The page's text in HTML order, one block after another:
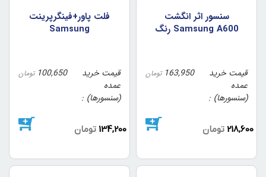
سنسور اثر انگشت
Samsung A600 رنگ
قیمت خرید
عمده
(سنسورها)
163,950 تومان
218,600 تومان
فلت پاور+فينگرپرينت
Samsung
قیمت خرید
عمده
(سنسورها)
100,650 تومان
134,200 تومان